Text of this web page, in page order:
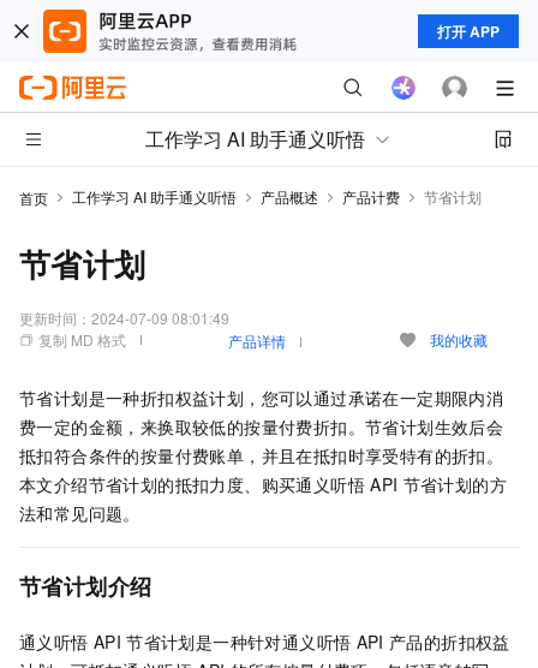
打开 APP
工作学习 AI 助手通义听悟
首页 工作学习 AI 助手通义听悟 产品概述 产品计费 节省计划
节省计划
更新时间： 2024-07-09 08:01:49
复制 MD 格式
产品详情 我的收藏
节省计划是一种折扣权益计划，您可以通过承诺在一定期限内消
费一定的金额，来换取较低的按量付费折扣。节省计划生效后会
抵扣符合条件的按量付费账单，并且在抵扣时享受特有的折扣。
本文介绍节省计划的抵扣力度、购买通义听悟 API 节省计划的方
法和常见问题。
节省计划介绍
通义听悟 API 节省计划是一种针对通义听悟 API 产品的折扣权益